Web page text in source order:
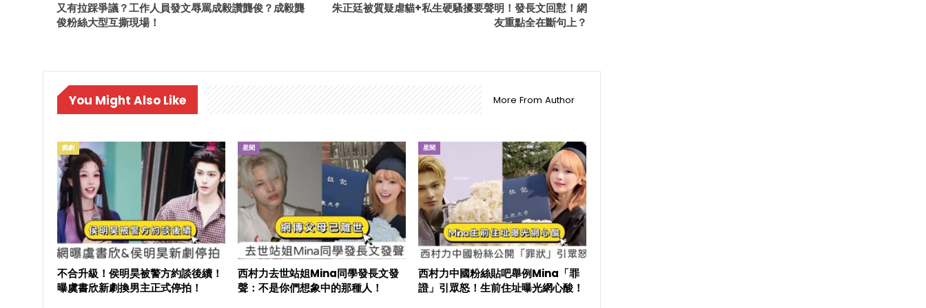
又有拉踩爭議？工作人員發文辱罵成毅讚龔俊？成毅龔
俊粉絲大型互撕現場！
朱正廷被質疑虐貓+私生硬騷擾要聲明！發長文回懟！網
友重點全在斷句上？
You Might Also Like More From Author
戲劇
不合升級！侯明昊被警方約談後續！
曝虞書欣新劇換男主正式停拍！
星聞
西村力去世站姐Mina同學發長文發
聲：不是你們想象中的那種人！
星聞
西村力中國粉絲貼吧舉例Mina「罪
證」引眾怒！生前住址曝光網心酸！